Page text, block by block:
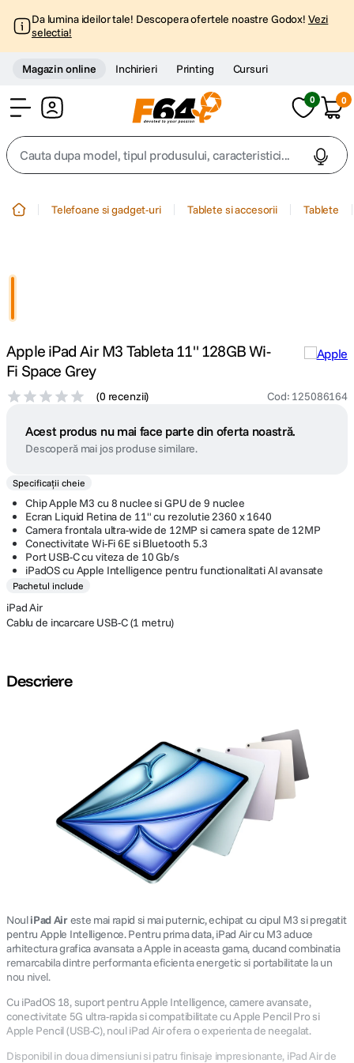
Da lumina ideilor tale! Descopera ofertele noastre Godox! Vezi
selectia!
Magazin online Inchirieri Printing Cursuri
0 0
Cauta dupa model, tipul produsului, caracteristici...
4. peak design
canon sx740 hs
6. lavaliera
8. ulanzi
9. insta 360
10 godox
Telefoane si gadget-uri Tablete si accesorii Tablete
Apple iPad Air M3 Tableta 11" 128GB Wi-
Fi Space Grey
(0 recenzii) Cod: 125086164
Acest produs nu mai face parte din oferta noastră.
Descoperă mai jos produse similare.
Specificații cheie
Chip Apple M3 cu 8 nuclee si GPU de 9 nuclee
Ecran Liquid Retina de 11" cu rezolutie 2360 x 1640
Camera frontala ultra-wide de 12MP si camera spate de 12MP
Conectivitate Wi-Fi 6E si Bluetooth 5.3
Port USB-C cu viteza de 10 Gb/s
iPadOS cu Apple Intelligence pentru functionalitati AI avansate
Pachetul include
iPad Air
Cablu de incarcare USB-C (1 metru)
Descriere
NouliPad Aireste mai rapid si mai puternic, echipat cu cipul M3 si pregatit
pentru Apple Intelligence. Pentru prima data, iPad Air cu M3 aduce
arhitectura grafica avansata a Apple in aceasta gama, ducand combinatia
remarcabila dintre performanta eficienta energetic si portabilitate la un
nou nivel.
Cu iPadOS 18, suport pentru Apple Intelligence, camere avansate,
conectivitate 5G ultra-rapida si compatibilitate cu Apple Pencil Pro si
Apple Pencil (USB-C), noul iPad Air ofera o experienta de neegalat.
Disponibil in doua dimensiuni si patru finisaje impresionante, iPad Air de